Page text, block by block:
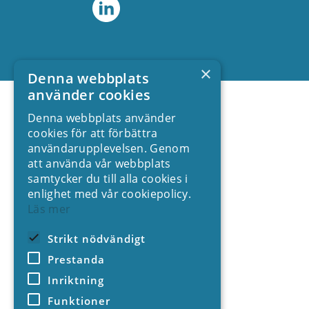
×
Denna webbplats
använder cookies
Denna webbplats använder
cookies för att förbättra
användarupplevelsen. Genom
att använda vår webbplats
samtycker du till alla cookies i
enlighet med vår cookiepolicy.
Läs mer
Strikt nödvändigt
Prestanda
Inriktning
Funktioner